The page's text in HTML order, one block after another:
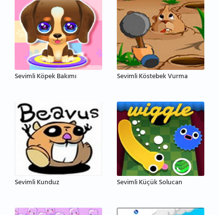
Sevimli Köpek Bakımı Sevimli Köstebek Vurma
Sevimli Kunduz Sevimli Küçük Solucan